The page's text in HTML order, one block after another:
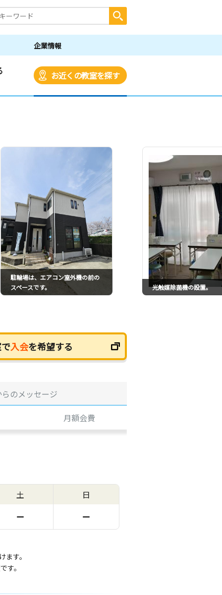
企業情報
お近くの教室を探す
駐輪場は、エアコン室外機の前の
スペースです。
光触媒除菌機の設置。
入会を希望する
のメッセージ
月額会費
土
ー
日
ー
す。
す。